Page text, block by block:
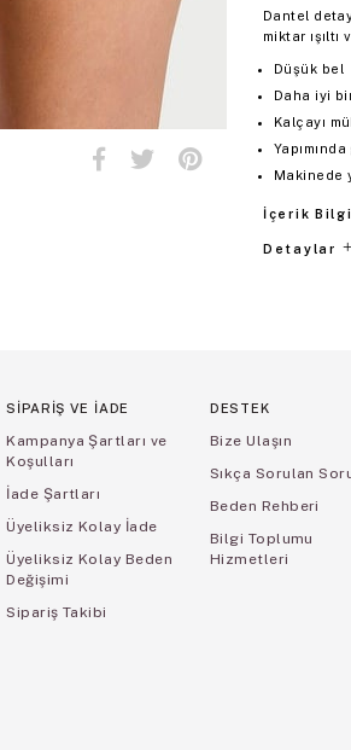
Dantel
miktar
Düşük bel
Daha iyi
Kalçayı
Makinede
İçerik
Detaylar
SİPARİŞ VE İADE
Kampanya Şartları ve
Koşulları
İade Şartları
Üyeliksiz Kolay İade
Üyeliksiz Kolay Beden
Değişimi
Sipariş Takibi
DESTEK
Bize Ulaşın
Sıkça Sorulan
Beden Rehberi
Bilgi Toplumu
Hizmetleri